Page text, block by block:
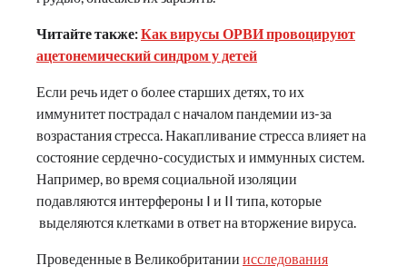
Читайте также:Как вирусы ОРВИ провоцируют
ацетонемический синдром у детей
Если речь идет о более старших детях, то их
иммунитет пострадал с началом пандемии из-за
возрастания стресса. Накапливание стресса влияет на
состояние сердечно-сосудистых и иммунных систем.
Например, во время социальной изоляции
подавляются интерфероны I и II типа, которые
выделяются клетками в ответ на вторжение вируса.
Проведенные в Великобритании исследования